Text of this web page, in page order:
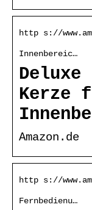
http s://
Innenbereic…
Deluxe
Kerze
Amazon.de
http s://
Fernbedienu…